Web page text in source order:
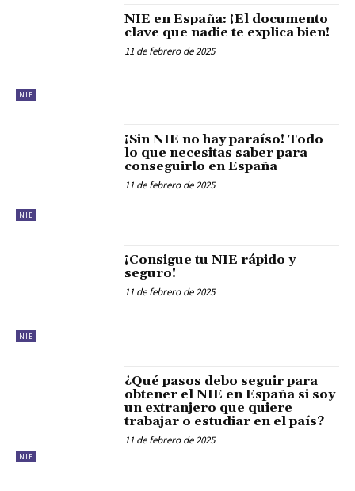
NIE
NIE en España: ¡El documento
clave que nadie te explica bien!
11 de febrero de 2025
NIE
¡Sin NIE no hay paraíso! Todo
lo que necesitas saber para
conseguirlo en España
11 de febrero de 2025
NIE
¡Consigue tu NIE rápido y
seguro!
11 de febrero de 2025
NIE
¿Qué pasos debo seguir para
obtener el NIE en España si soy
un extranjero que quiere
trabajar o estudiar en el país?
11 de febrero de 2025